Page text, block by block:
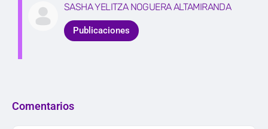
SASHA YELITZA NOGUERA ALTAMIRANDA
Publicaciones
Comentarios